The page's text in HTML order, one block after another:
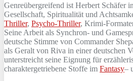
Genreübergreifend ist Herbert Schäfer in
Gesellschaft, Spiritualität und
Thriller, Psycho-Thriller, Krimi-
Seine Arbeit als Synchron- und
deutsche Stimme von Commander
als Geralt von Riva in einer deutschen
unterstreicht seine Eignung für
charaktergetriebene Stoffe im Fantasy–